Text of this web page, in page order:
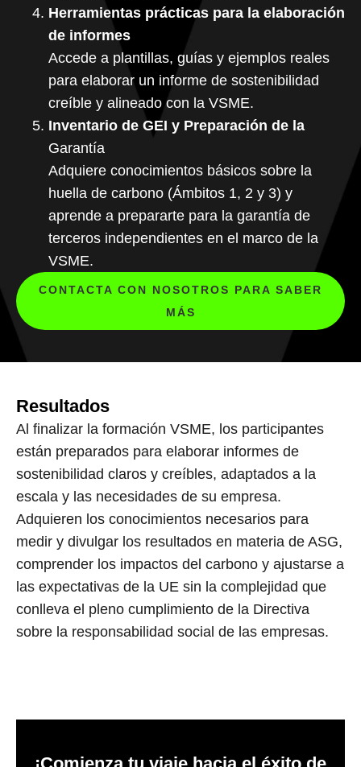
Herramientas prácticas para la elaboración
de informes
Accede a plantillas, guías y ejemplos reales
para elaborar un informe de sostenibilidad
creíble y alineado con la VSME.
Inventario de GEI y Preparación de la
Garantía
Adquiere conocimientos básicos sobre la
huella de carbono (Ámbitos 1, 2 y 3) y
aprende a prepararte para la garantía de
terceros independientes en el marco de la
VSME.
CONTACTA CON NOSOTROS PARA SABER
MÁS
Resultados
Al finalizar la formación VSME, los participantes
están preparados para elaborar informes de
sostenibilidad claros y creíbles, adaptados a la
escala y las necesidades de su empresa.
Adquieren los conocimientos necesarios para
medir y divulgar los resultados en materia de ASG,
comprender los impactos del carbono y ajustarse a
las expectativas de la UE sin la complejidad que
conlleva el pleno cumplimiento de la Directiva
sobre la responsabilidad social de las empresas.